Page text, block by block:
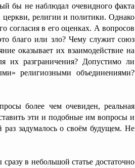
бы не наблюдал очевидного факта
церкви, религии и политики. Однако
согласия в его оценках. А вопросов
благо или зло? Чему служит союз
оказывает их взаимодействие на
их разграничения? Допустимо ли
религиозными объединениями?
более чем очевиден, реальная
эти и подобные им вопросы и
задумалось о своём будущем. Не
в небольшой статье достаточно